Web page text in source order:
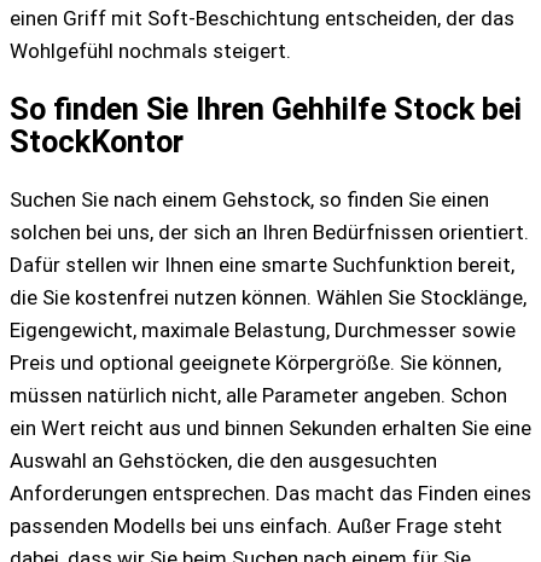
einen Griff mit Soft-Beschichtung entscheiden, der das
Wohlgefühl nochmals steigert.
So finden Sie Ihren Gehhilfe Stock bei
StockKontor
Suchen Sie nach einem Gehstock, so finden Sie einen
solchen bei uns, der sich an Ihren Bedürfnissen orientiert.
Dafür stellen wir Ihnen eine smarte Suchfunktion bereit,
die Sie kostenfrei nutzen können. Wählen Sie Stocklänge,
Eigengewicht, maximale Belastung, Durchmesser sowie
Preis und optional geeignete Körpergröße. Sie können,
müssen natürlich nicht, alle Parameter angeben. Schon
ein Wert reicht aus und binnen Sekunden erhalten Sie eine
Auswahl an Gehstöcken, die den ausgesuchten
Anforderungen entsprechen. Das macht das Finden eines
passenden Modells bei uns einfach. Außer Frage steht